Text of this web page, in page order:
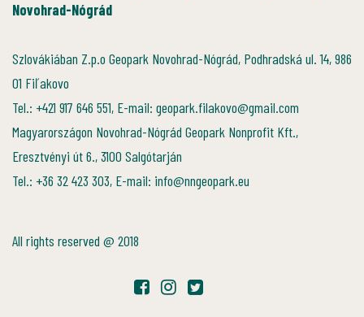
Novohrad-Nógrád
Szlovákiában Z.p.o Geopark Novohrad-Nógrád, Podhradská ul. 14, 986
01 Fiľakovo
Tel.: +421 917 646 551, E-mail: geopark.filakovo@gmail.com
Magyarországon Novohrad-Nógrád Geopark Nonprofit Kft.,
Eresztvényi út 6., 3100 Salgótarján
Tel.: +36 32 423 303, E-mail: info@nngeopark.eu
All rights reserved @ 2018